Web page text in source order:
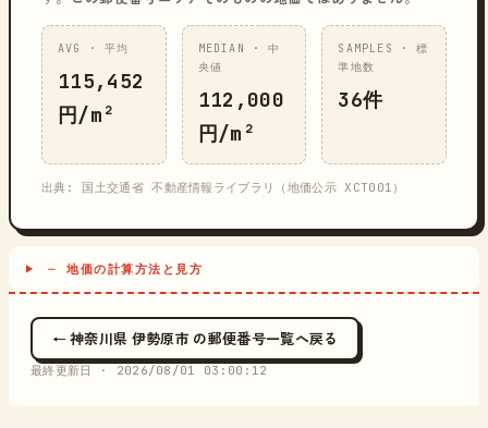
AVG · 平均
115,452
円/m²
MEDIAN · 中
央値
112,000
円/m²
SAMPLES · 標
準地数
36件
出典: 国土交通省 不動産情報ライブラリ（地価公示 XCT001）
─ 地価の計算方法と見方
← 神奈川県 伊勢原市 の郵便番号一覧へ戻る
最終更新日 · 2026/08/01 03:00:12